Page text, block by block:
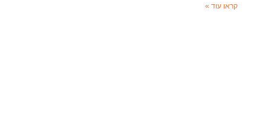
קראו עוד »